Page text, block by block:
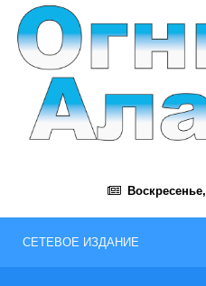
Воскресенье,
СЕТЕВОЕ ИЗДАНИЕ